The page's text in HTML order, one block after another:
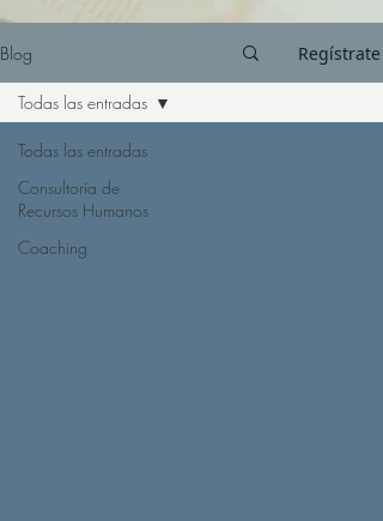
Blog Regístrate
Todas las entradas
Consultoria de
Recursos Humanos
Coaching
Todas las entradas